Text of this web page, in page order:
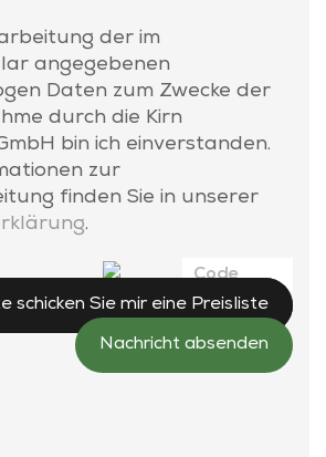
der im
angegebenen
Daten zum Zwecke der
durch die Kirn
bin ich einverstanden.
zur
finden Sie in unserer
.
schicken Sie mir eine Preisliste